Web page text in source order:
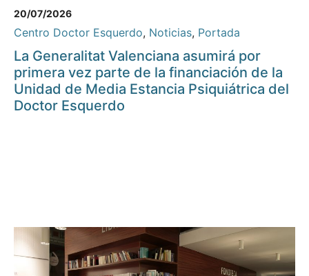
20/07/2026
Centro Doctor Esquerdo, Noticias, Portada
La Generalitat Valenciana asumirá por
primera vez parte de la financiación de la
Unidad de Media Estancia Psiquiátrica del
Doctor Esquerdo